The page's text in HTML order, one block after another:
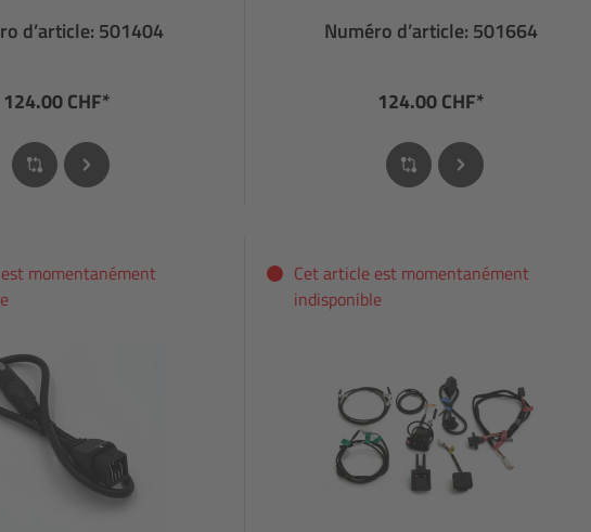
d’article: 501404
124.00 CHF*
Numéro d’article: 501664
124.00 CHF*
momentanément
Cet article est momentanément
indisponible